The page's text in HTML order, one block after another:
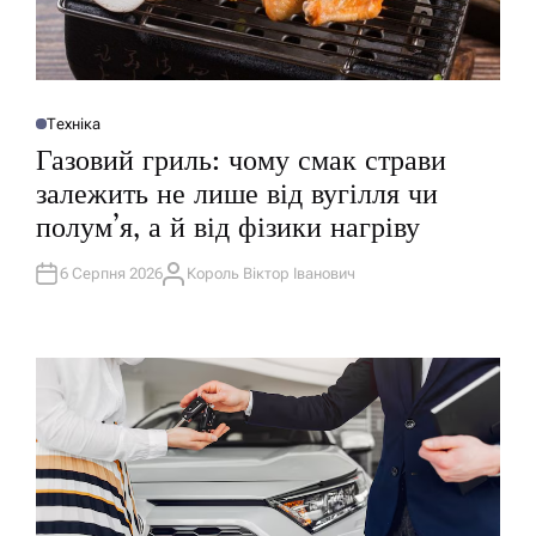
О
Л
І
К
У
А
Т
Техніка
Газовий гриль: чому смак страви
залежить не лише від вугілля чи
полум’я, а й від фізики нагріву
6 Серпня 2026А
Король Віктор Іванович